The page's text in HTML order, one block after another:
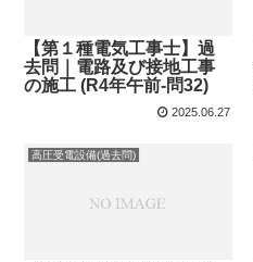
【第１種電気工事士】過
去問｜電路及び接地工事
の施工 (R4年午前-問32)
2025.06.27
高圧受電設備(過去問)